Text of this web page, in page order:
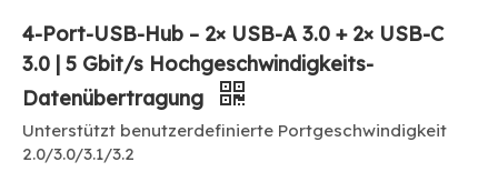
4-Port-USB-Hub – 2× USB-A 3.0 + 2× USB-C
3.0 | 5 Gbit/s Hochgeschwindigkeits-
Datenübertragung
Unterstützt benutzerdefinierte Portgeschwindigkeit
2.0/3.0/3.1/3.2